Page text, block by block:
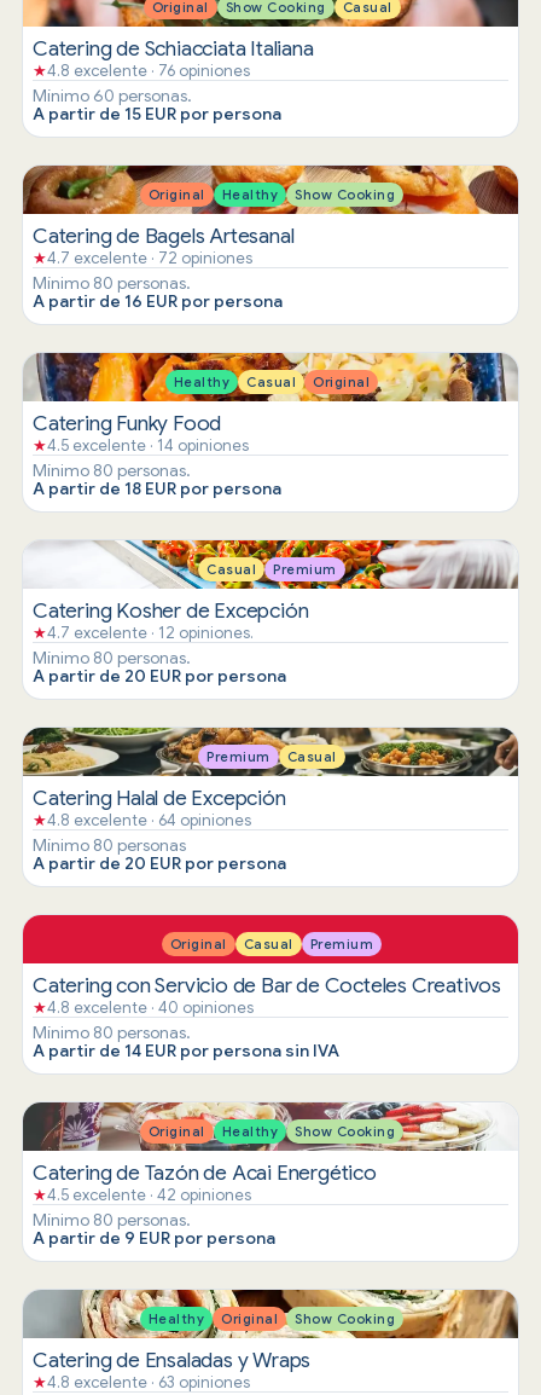
Original Show Cooking Casual
Catering de Schiacciata Italiana
★4.8 excelente · 76 opiniones
Mínimo 60 personas.
A partir de 15 EUR por persona
Original Healthy Show Cooking
Catering de Bagels Artesanal
★4.7 excelente · 72 opiniones
Mínimo 80 personas.
A partir de 16 EUR por persona
Healthy Casual Original
Catering Funky Food
★4.5 excelente · 14 opiniones
Mínimo 80 personas.
A partir de 18 EUR por persona
Casual Premium
Catering Kosher de Excepción
★4.7 excelente · 12 opiniones.
Mínimo 80 personas.
A partir de 20 EUR por persona
Premium Casual
Catering Halal de Excepción
★4.8 excelente · 64 opiniones
Mínimo 80 personas
A partir de 20 EUR por persona
Original Casual Premium
Catering con Servicio de Bar de Cocteles Creativos
★4.8 excelente · 40 opiniones
Mínimo 80 personas.
A partir de 14 EUR por persona sin IVA
Original Healthy Show Cooking
Catering de Tazón de Acai Energético
★4.5 excelente · 42 opiniones
Mínimo 80 personas.
A partir de 9 EUR por persona
Healthy Original Show Cooking
Catering de Ensaladas y Wraps
★4.8 excelente · 63 opiniones